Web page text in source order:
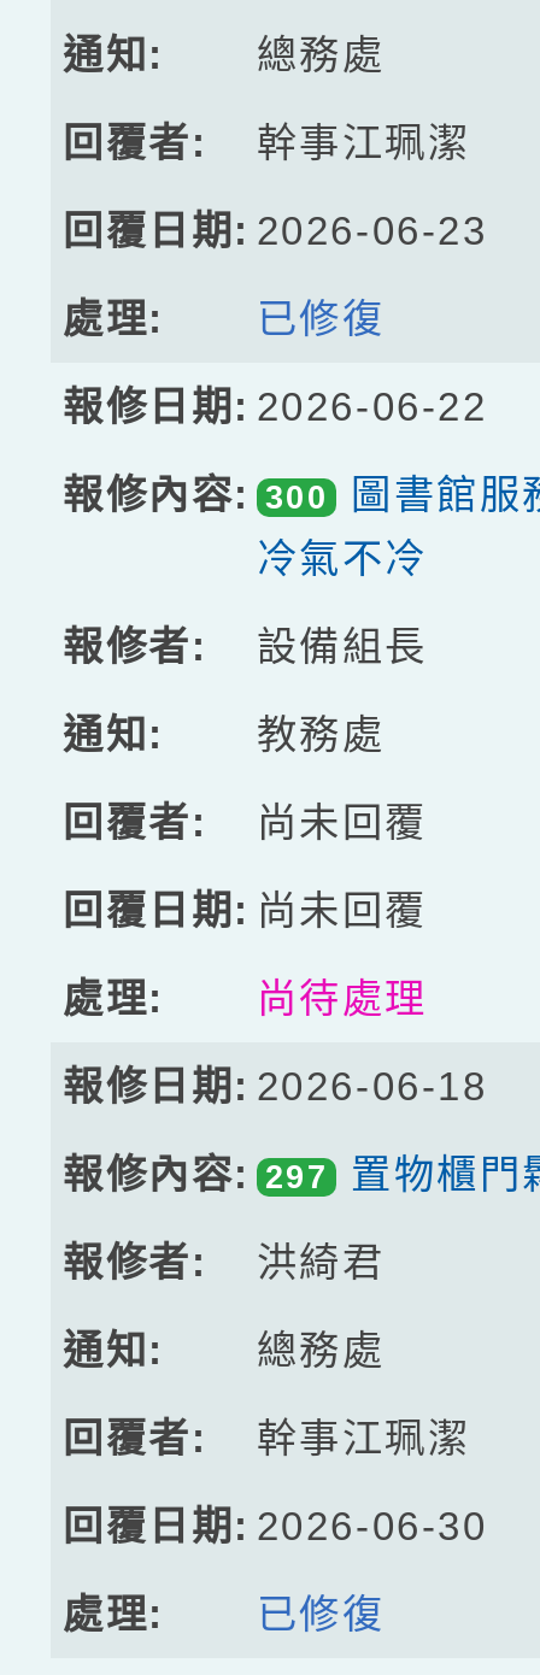
總務處
幹事江珮潔
2026-06-23
已修復
2026-06-22
300
圖書館服
冷氣不冷
設備組長
教務處
尚未回覆
尚未回覆
尚待處理
2026-06-18
297 置物櫃門
洪綺君
總務處
幹事江珮潔
2026-06-30
已修復